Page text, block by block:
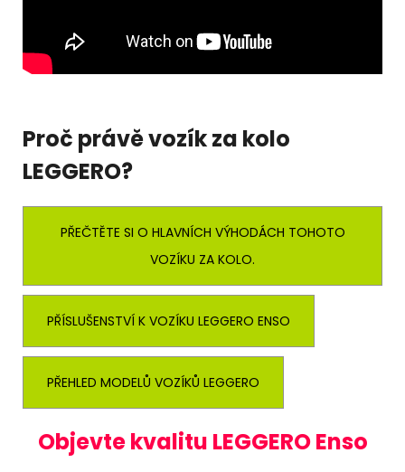
Proč právě vozík za kolo
LEGGERO?
PŘEČTĚTE SI O HLAVNÍCH VÝHODÁCH TOHOTO
VOZÍKU ZA KOLO.
PŘÍSLUŠENSTVÍ K VOZÍKU LEGGERO ENSO
PŘEHLED MODELŮ VOZÍKŮ LEGGERO
Objevte kvalitu LEGGERO Enso